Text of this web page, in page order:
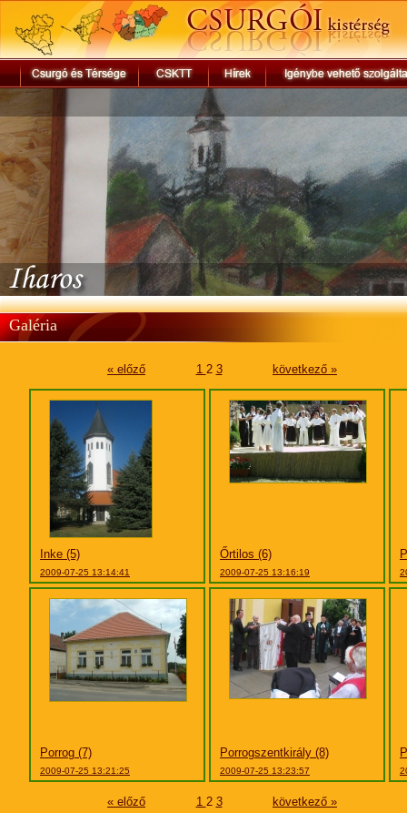
Galéria
« előző 1 2 3 következő »
Inke (5)
2009-07-25 13:14:41
Őrtilos (6)
2009-07-25 13:16:19
Porrog (7)
2009-07-25 13:21:25
Porrogszentkirály (8)
2009-07-25 13:23:57
« előző 1 2 3 következő »